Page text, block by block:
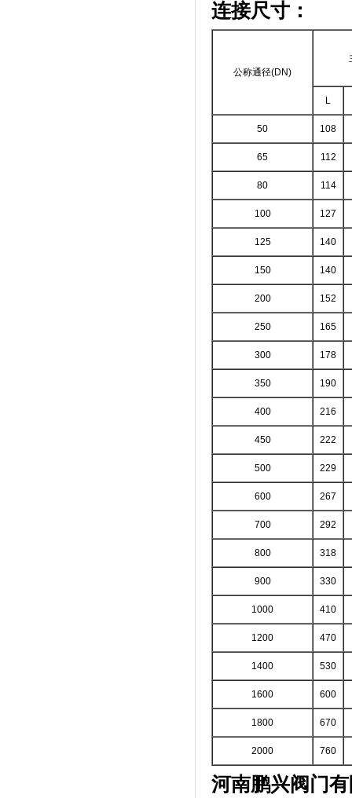
连接尺寸：
公称通径(DN)
L
50 108
65 112
80 114
100 127
125 140
150 140
200 152
250 165
300 178
350 190
400 216
450 222
500 229
600 267
700 292
800 318
900 330
1000 410
1200 470
1400 530
1600 600
1800 670
2000 760
河南鹏兴阀门